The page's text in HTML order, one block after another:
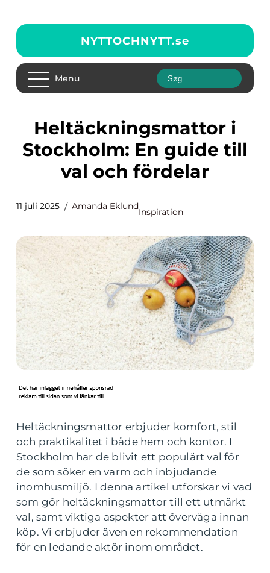
NYTTOCHNYTT.se
Menu
Heltäckningsmattor i
Stockholm: En guide till
val och fördelar
11 juli 2025 Amanda Eklund
Inspiration
Heltäckningsmattor erbjuder komfort, stil
och praktikalitet i både hem och kontor. I
Stockholm har de blivit ett populärt val för
de som söker en varm och inbjudande
inomhusmiljö. I denna artikel utforskar vi vad
som gör heltäckningsmattor till ett utmärkt
val, samt viktiga aspekter att överväga innan
köp. Vi erbjuder även en rekommendation
för en ledande aktör inom området.